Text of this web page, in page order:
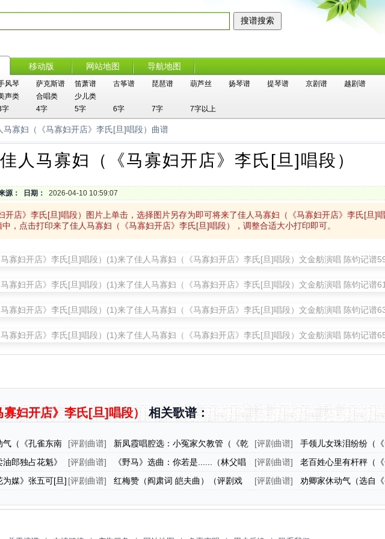
移动版 网站地图 导航地图
风琴 萨克斯谱 笛萧谱 古筝谱 琵琶谱 葫芦丝 扬琴谱 提琴谱 京剧谱
越剧谱
声类 合唱类
少儿类
字 4字 5字 6字 7字 7字以上
马寡妇（《马寡妇开店》李氏[旦]唱段）曲谱
人马寡妇（《马寡妇开店》李氏[旦]唱段）
源： 日期： 2026-04-10 10:59:07
开店》李氏[旦]唱段）图片上单击，选择图片另存为即可将来了佳人马寡妇（《马寡妇开店》李氏[旦]
中，点击打印来了佳人马寡妇（《马寡妇开店》李氏[旦]唱段），调整合适大小打印即可。
妇开店》李氏[旦]唱段）相关歌谱：
气（《孔雀东南
[评剧曲谱]
新凤霞唱腔选：小冤家欠教管（《乾
坤带》银屏公主唱段）
[评剧曲谱]
手领儿女珠泪纷纷（
莲[旦]唱段）
郎独占花魁》
[评剧曲谱]
《野马》选曲：你若是......（林父唱
段）
[评剧曲谱]
老百姓心里有杆秤（
段）
媒》张五可[旦] [评剧曲谱]
红梅赞（阎肃词 皑夫曲）（评剧戏
[评剧曲谱]
劝卿家休动气（选自